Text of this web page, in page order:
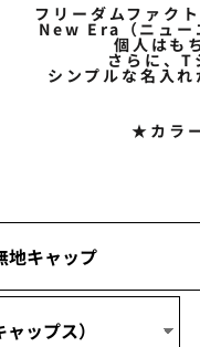
フリーダムファク
New Era（ニュー
個人はも
さらに、T
シンプルな名入
★カラ
ャップ
ス
MLB）
ム
プ